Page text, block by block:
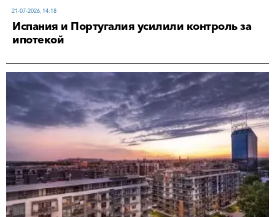
21-07-2026, 14:18
Испания и Португалия усилили контроль за
ипотекой